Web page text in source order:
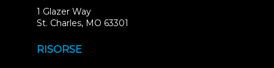
1 Glazer Way
St. Charles, MO 63301
RISORSE